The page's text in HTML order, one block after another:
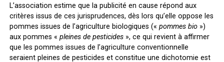
L’association estime que la publicité en cause répond aux
critères issus de ces jurisprudences, dès lors qu’elle oppose les
pommes issues de l’agriculture biologiques (« pommes bio»)
aux pommes « pleines de pesticides», ce qui revient à affirmer
que les pommes issues de l’agriculture conventionnelle
seraient pleines de pesticides et constitue une dichotomie est